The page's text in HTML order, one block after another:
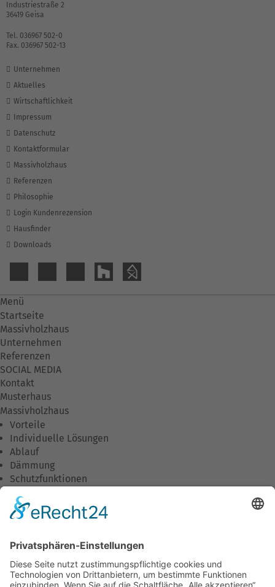
Industriestraße 2
36419 Geisa
Tel. 036967 502-0
Fax. 036967 502-13
Unternehmen
Aktuelles
Wirtschaftlichkeit
Impressum
Datenschutz
Kontaktformular
Massivholzhaus
Referenzen
Philosophie
Login Kundenrezension
Hausfinder
Downloads
Menü
Startseite
Massivholzhaus
Unternehmen
Referenzen
SOCIAL MEDIA
Kontakt
Musterhaus
Massivholzhaus
Vorteile
Individuelle Lösungen
Ablauf
Dämmung
Schutzfunktionen
Umweltschutz
Wohnkomfort
Unsere Philosophie
Was wir tun